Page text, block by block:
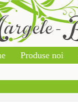
Produse noi